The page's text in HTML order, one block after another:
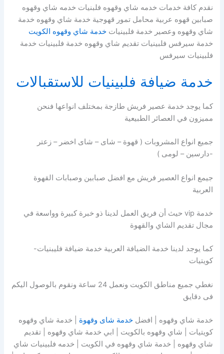
نقدم كافة خدمات خدمه شاي وقهوه فلبنيات خدمه شاي وقهوه
صبابين قهوه عربية محامل تمور قهوجية خدمة شاي وقهوه خدمة
شاي وقهوه وعصير خدمة فلبينياتخدمة شاي وقهوه الكويت
خدمة سيرفس فلبينيات تقديم شاي وقهوه خدمة فلبينيات خدمة
فلبينيات سيرفس
خدمة ضيافة فلبينيات للاستقبالات
كما يوجد خدمة عصير فريش طازجة بمختلف انواعها فنحن
مميزون في العصائر الطبيعية
جميع انواع المشروبات ( قهوة – شاى – شاى اخضر – زعتر
-دارسين – لومى )
جيمع انواع العصير فريش مع افضل صبابين وصبابات القهوة
العربية
خدمة vip حيث أن فريق العمل لدينا ذو خبرة كبيرة وواسعة في
مجال تقديم الشاي والقهوة
كما يوجد لدينا خدمة الضيافة العربية خدمة ضيافة فليبنيات-
كويتيات
نغطي جميع مناطق الكويت ونعمل 24 ساعة ونقوم بالوصول اليكم
فى دقايق
خدمة شاي وقهوه | افضلخدمة شاى وقهوة | خدمة شاي وقهوه
كويتيات | شاي وقهوه بالكويت | ابي خدمة شاي وقهوه | تقديم
شاي وقهوه | خدمة شاي وقهوه في الكويت | خدمه فلبينيات شاي